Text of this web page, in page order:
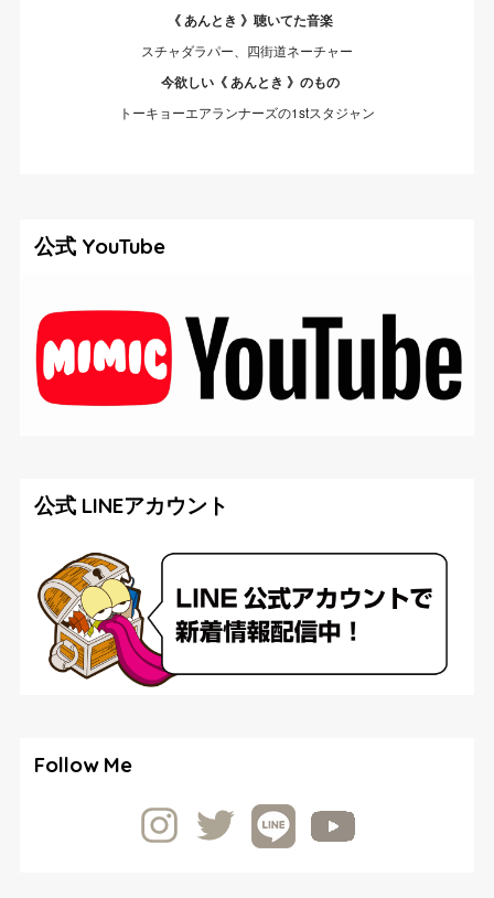
《 あんとき 》聴いてた音楽
スチャダラパー、四街道ネーチャー
今欲しい《 あんとき 》のもの
トーキョーエアランナーズの1stスタジャン
公式 YouTube
公式 LINEアカウント
Follow Me